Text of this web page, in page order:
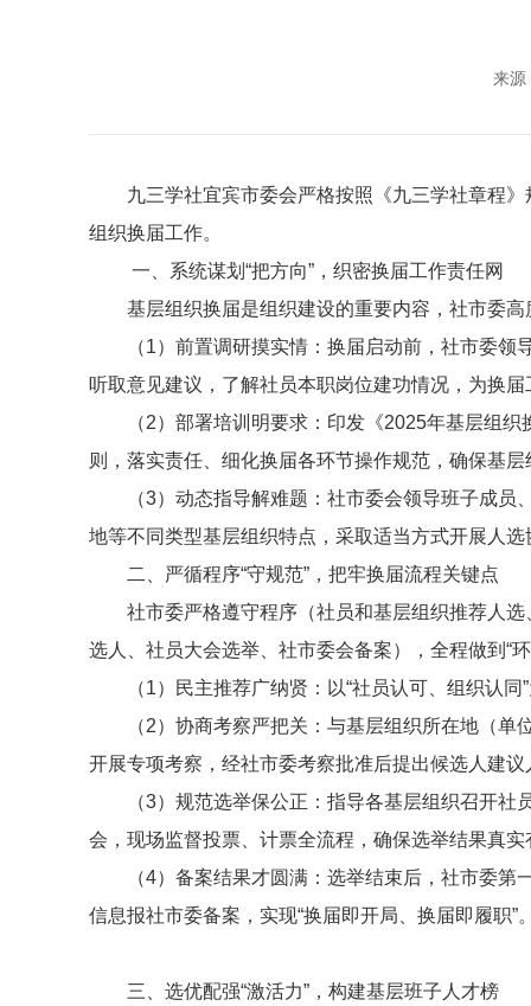
来源
九三学社宜宾市委会严格按照《九三学社章程
组织换届工作。
一、系统谋划“把方向”，织密换届工作责任网
基层组织换届是组织建设的重要内容，社市委
（1）前置调研摸实情：换届启动前，社市委
听取意见建议，了解社员本职岗位建功情况，为换
（2）部署培训明要求：印发《2025年基层组
则，落实责任、细化换届各环节操作规范，确保基
（3）动态指导解难题：社市委会领导班子成
地等不同类型基层组织特点，采取适当方式开展人
二、严循程序“守规范”，把牢换届流程关键点
社市委严格遵守程序（社员和基层组织推荐人
选人、社员大会选举、社市委会备案），全程做到“
（1）民主推荐广纳贤：以“社员认可、组织认
（2）协商考察严把关：与基层组织所在地（
开展专项考察，经社市委考察批准后提出候选人建议
（3）规范选举保公正：指导各基层组织召开
会，现场监督投票、计票全流程，确保选举结果真实
（4）备案结果才圆满：选举结束后，社市委
信息报社市委备案，实现“换届即开局、换届即履职”
三、选优配强“激活力”，构建基层班子人才榜